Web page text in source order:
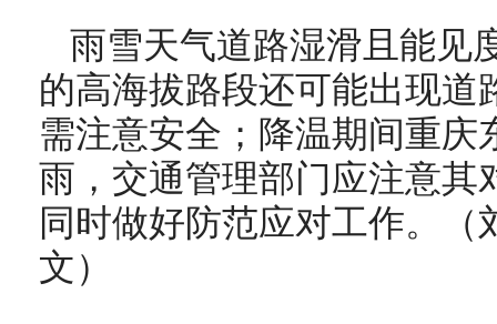
雨雪天气道路湿滑且能见
的高海拔路段还可能出现道
需注意安全；降温期间重庆
雨，交通管理部门应注意其
同时做好防范应对工作。（
文）